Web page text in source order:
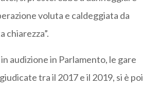
voluta e caldeggiata da
chiarezza”.
audizione in Parlamento, le gare
tra il 2017 e il 2019, si è poi